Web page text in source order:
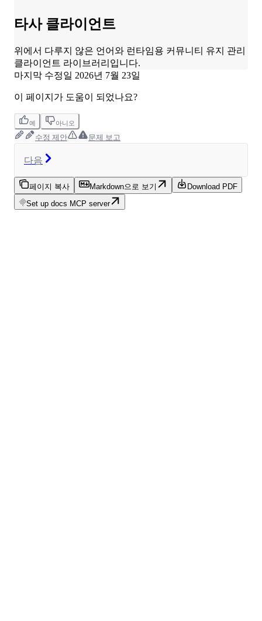
타사 클라이언트
위에서 다루지 않은 언어와 런타임용 커뮤니티 유지 관리
클라이언트 라이브러리입니다.
마지막 수정일 2026년 7월 23일
이 페이지가 도움이 되었나요?
예 아니오
수정 제안 문제 보고
다음
페이지 복사 Markdown으로 보기
Download PDF
Set up docs MCP server